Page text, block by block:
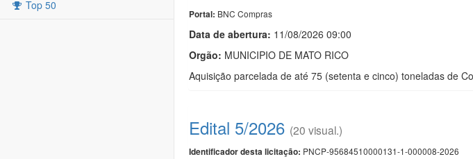
Top 50
Portal: BNC Compras
Data de abertura: 11/08/2026 09:00
Orgão: MUNICIPIO DE MATO RICO
Aquisição parcelada de até 75 (setenta e cinco) toneladas de
Edital 5/2026 (20 visual.)
Identificador desta licitação: PNCP-95684510000131-1-000008-2026